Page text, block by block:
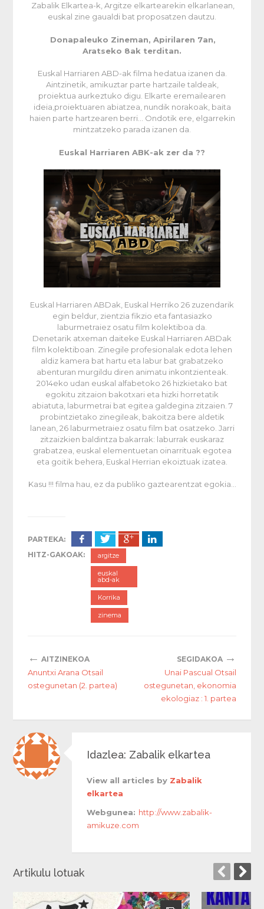
Zabalik Elkartea-k, Argitze elkartearekin elkarlanean,
euskal zine gaualdi bat proposatzen dautzu.
Donapaleuko Zineman, Apirilaren 7an,
Aratseko 8ak terditan.
Euskal Harriaren ABD-ak filma hedatua izanen da.
Aintzinetik, amikuztar parte hartzaile taldeak,
proiektua aurkeztuko digu. Elkarte eremailearen
ideia,proiektuaren abiatzea, nundik norakoak, baita
haien parte hartzearen berri… Ondotik ere, elgarrekin
mintzatzeko parada izanen da.
Euskal Harriaren ABK-ak zer da ??
Euskal Harriaren ABDak, Euskal Herriko 26 zuzendarik
egin beldur, zientzia fikzio eta fantasiazko
laburmetraiez osatu film kolektiboa da.
Denetarik atxeman daiteke Euskal Harriaren ABDak
film kolektiboan. Zinegile profesionalak edota lehen
aldiz kamera bat hartu eta labur bat grabatzeko
abenturan murgildu diren animatu inkontzienteak.
2014eko udan euskal alfabetoko 26 hizkietako bat
egokitu zitzaion bakotxari eta hizki horretatik
abiatuta, laburmetrai bat egitea galdegina zitzaien. 7
probintzietako zinegileak, bakoitza bere aldetik
lanean, 26 laburmetraiez osatu film bat osatzeko. Jarri
zitzaizkien baldintza bakarrak: laburrak euskaraz
grabatzea, euskal elementuetan oinarrituak egotea
eta goitik behera, Euskal Herrian ekoiztuak izatea.
Kasu !!! filma hau, ez da publiko gaztearentzat egokia…
PARTEKA:
HITZ-GAKOAK:
argitze
euskal
abd-ak
Korrika
zinema
← AITZINEKOA
Anuntxi Arana Otsail
ostegunetan (2. partea)
SEGIDAKOA →
Unai Pascual Otsail
ostegunetan, ekonomia
ekologiaz : 1. partea
Idazlea: Zabalik elkartea
View all articles by Zabalik
elkartea
Webgunea: http://www.zabalik-
amikuze.com
Artikulu lotuak